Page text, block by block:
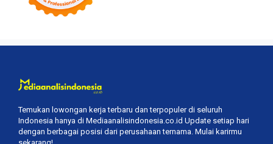
Temukan lowongan kerja terbaru dan terpopuler di seluruh
Indonesia hanya di Mediaanalisindonesia.co.id Update setiap hari
dengan berbagai posisi dari perusahaan ternama. Mulai karirmu